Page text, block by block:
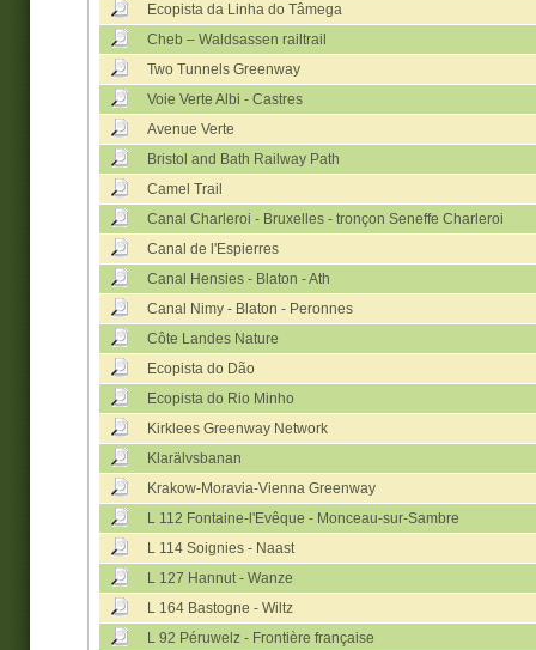
Ecopista da Linha do Tâmega
Cheb – Waldsassen railtrail
Two Tunnels Greenway
Voie Verte Albi - Castres
Avenue Verte
Bristol and Bath Railway Path
Camel Trail
Canal Charleroi - Bruxelles - tronçon Seneffe Charleroi
Canal de l'Espierres
Canal Hensies - Blaton - Ath
Canal Nimy - Blaton - Peronnes
Côte Landes Nature
Ecopista do Dão
Ecopista do Rio Minho
Kirklees Greenway Network
Klarälvsbanan
Krakow-Moravia-Vienna Greenway
L 112 Fontaine-l'Evêque - Monceau-sur-Sambre
L 114 Soignies - Naast
L 127 Hannut - Wanze
L 164 Bastogne - Wiltz
L 92 Péruwelz - Frontière française